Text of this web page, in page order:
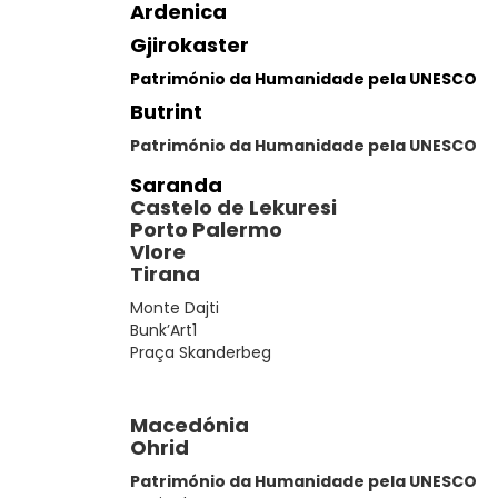
Ardenica
Gjirokaster
Património da Humanidade pela UNESCO
Butrint
Património da Humanidade pela UNESCO
Saranda
Castelo de Lekuresi
Porto Palermo
Vlore
Tirana
Monte Dajti
Bunk’Art1
Praça Skanderbeg
Macedónia
Ohrid
Património da Humanidade pela UNESCO